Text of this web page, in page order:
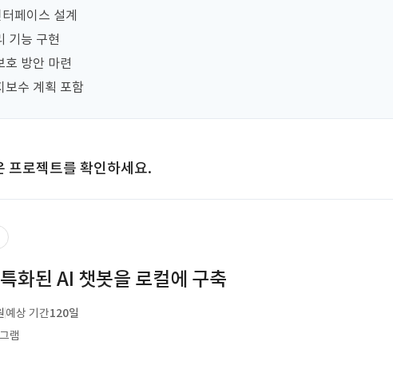
페이스 설계
기능 구현
호 방안 마련
보수 계획 포함
프로젝트를 확인하세요.
화된 AI 챗봇을 로컬에 구축
예상 기간120일
램